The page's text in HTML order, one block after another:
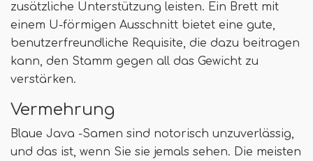
zusätzliche Unterstützung leisten. Ein Brett mit
einem U-förmigen Ausschnitt bietet eine gute,
benutzerfreundliche Requisite, die dazu beitragen
kann, den Stamm gegen all das Gewicht zu
verstärken.
Vermehrung
Blaue Java -Samen sind notorisch unzuverlässig,
und das ist, wenn Sie sie jemals sehen. Die meisten